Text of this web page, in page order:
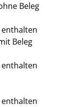
Beleg
Beleg